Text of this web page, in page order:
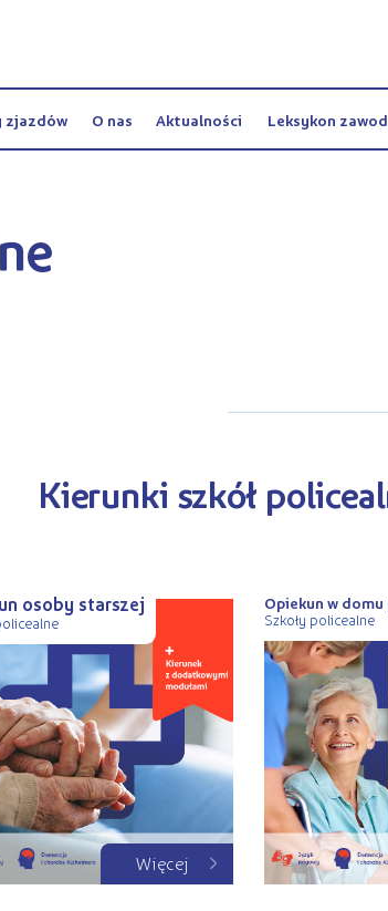
zjazdów O nas Aktualności Leksykon
Kierunki szkół
osoby starszej
Więcej
Opiekun w
Szkoły policealne